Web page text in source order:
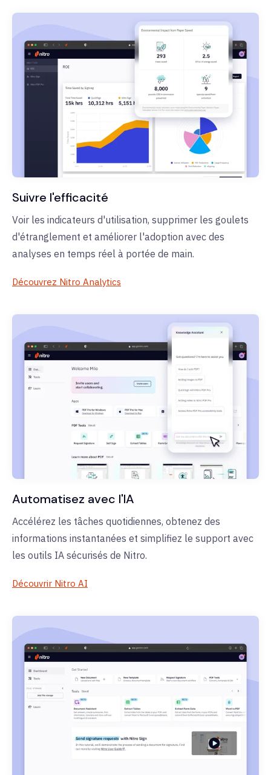
Suivre l'efficacité
Voir les indicateurs d'utilisation, supprimer les goulets
d'étranglement et améliorer l'adoption avec des
analyses en temps réel à portée de main.
Découvrez Nitro Analytics
Automatisez avec l'IA
Accélérez les tâches quotidiennes, obtenez des
informations instantanées et simplifiez le support avec
les outils IA sécurisés de Nitro.
Découvrir Nitro AI